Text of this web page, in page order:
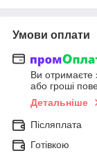
Умови оплати
Ви отримаєте
або гроші
Детальніше
Післяплата
Готівкою